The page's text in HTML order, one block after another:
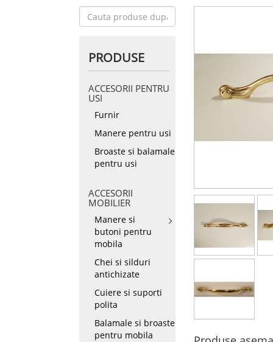
PRODUSE
ACCESORII PENTRU
USI
Furnir
Manere pentru usi
Broaste si balamale
pentru usi
ACCESORII
MOBILIER
Manere si
butoni pentru
mobila
Chei si silduri
antichizate
Cuiere si suporti
polita
Balamale si broaste
pentru mobila